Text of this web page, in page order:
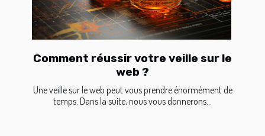
Comment réussir votre veille sur le
web ?
Une veille sur le web peut vous prendre énormément de
temps. Dans la suite, nous vous donnerons...